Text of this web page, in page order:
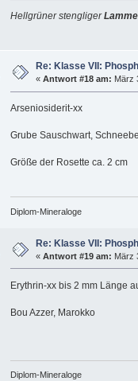
Hellgrüner stengliger
Re: Klasse VII:
« Antwort #18 am: März
Arseniosiderit-xx
Grube Sauschwart,
Größe der Rosette ca. 2 cm
Diplom-Mineraloge
Re: Klasse VII:
« Antwort #19 am: März
Erythrin-xx bis 2 mm Länge
Bou Azzer, Marokko
Diplom-Mineraloge